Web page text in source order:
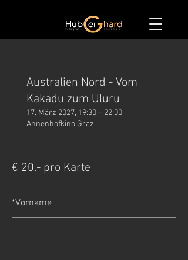
€ 20.- pro Karte
*Vorname
Australien Nord - Vom
Kakadu zum Uluru
17. März 2027, 19:30 – 22:00
Annenhofkino Graz